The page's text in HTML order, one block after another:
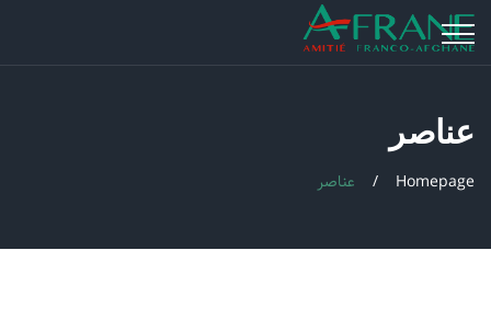
عناصر
Homepage عناصر